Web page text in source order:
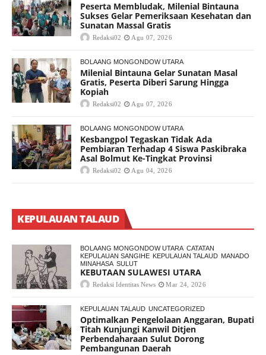
Peserta Membludak, Milenial Bintauna
Sukses Gelar Pemeriksaan Kesehatan dan
Sunatan Massal Gratis
Redaksi02 Agu 07, 2026
BOLAANG MONGONDOW UTARA
Milenial Bintauna Gelar Sunatan Masal
Gratis, Peserta Diberi Sarung Hingga
Kopiah
Redaksi02 Agu 07, 2026
BOLAANG MONGONDOW UTARA
Kesbangpol Tegaskan Tidak Ada
Pembiaran Terhadap 4 Siswa Paskibraka
Asal Bolmut Ke-Tingkat Provinsi
Redaksi02 Agu 04, 2026
KEPULAUAN TALAUD
BOLAANG MONGONDOW UTARA CATATAN
KEPULAUAN SANGIHE KEPULAUAN TALAUD MANADO
MINAHASA SULUT
KEBUTAAN SULAWESI UTARA
Redaksi Identitas News Mar 24, 2026
KEPULAUAN TALAUD UNCATEGORIZED
Optimalkan Pengelolaan Anggaran, Bupati
Titah Kunjungi Kanwil Ditjen
Perbendaharaan Sulut Dorong
Pembangunan Daerah